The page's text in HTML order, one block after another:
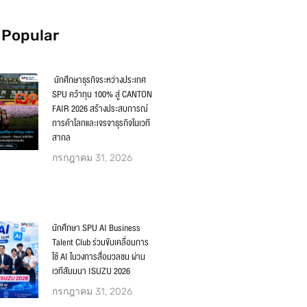
นักศึกษาธุรกิจระหว่างประเทศ
SPU คว้าทุน 100% สู่ CANTON
FAIR 2026 สร้างประสบการณ์
การค้าโลกและเจรจาธุรกิจในเวที
สากล
กรกฎาคม 31, 2026
นักศึกษา SPU AI Business
Talent Club ร่วมขับเคลื่อนการ
ใช้ AI ในวงการสื่อมวลชน ผ่าน
เวทีสัมมนา ISUZU 2026
กรกฎาคม 31, 2026